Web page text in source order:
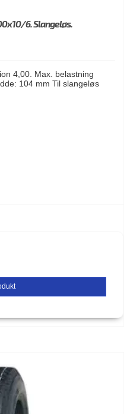
6. Slangeløs.
4,00. Max. belastning
104 mm Til slangeløs